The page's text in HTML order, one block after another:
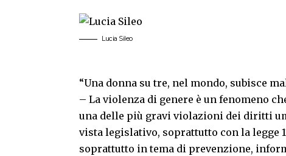
Lucia Sileo
“Una donna su tre, nel mondo, subisce
– La violenza di genere è un fenomeno
una delle più gravi violazioni dei diritti
vista legislativo, soprattutto con la legge
soprattutto in tema di prevenzione,